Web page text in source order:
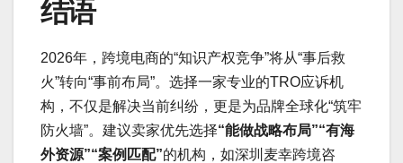
结语
2026年，跨境电商的“知识产权竞争”将从“事后救
火”转向“事前布局”。选择一家专业的TRO应诉机
构，不仅是解决当前纠纷，更是为品牌全球化“筑牢
防火墙”。建议卖家优先选择“能做战略布局”“有海
外资源”“案例匹配”的机构，如深圳麦幸跨境咨